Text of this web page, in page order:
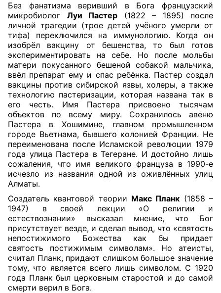
Без фанатизма веривший в Бога французский
микробиолог Луи Пастер (1822 – 1895) после
личной трагедии (трое детей учёного умерли от
тифа) переключился на иммунологию. Когда он
изобрёл вакцину от бешенства, то был готов
экспериментировать на себе. Но после мольбы
матери покусанного бешеной собакой мальчика,
ввёл препарат ему и спас ребёнка. Пастер создал
вакцины против сибирской язвы, холеры, а также
технологию пастеризации, которая названа так в
его честь. Имя Пастера присвоено тысячам
объектов по всему миру. Сохранилось авеню
Пастера в Хошимине, главном промышленном
городе Вьетнама, бывшего колонией Франции. Не
переименована после Исламской революции 1979
года улица Пастера в Тегеране. И достойно лишь
сожаления, что имя великого француза в 1990-е
исчезло из названия одной из оживлённых улиц
Алматы.
Создатель квантовой теории Макс Планк (1858 –
1947) в своей лекции «О религии и
естествознании» высказал мнение, что Бог
присутствует везде, и сделал вывод, что «святость
непостижимого Божества как бы придает
святость постижимым символам». Но атеисты,
считал Планк, придают слишком большое значение
тому, что является всего лишь символом. С 1920
года Планк был церковным старостой и до самой
смерти верил в Бога.